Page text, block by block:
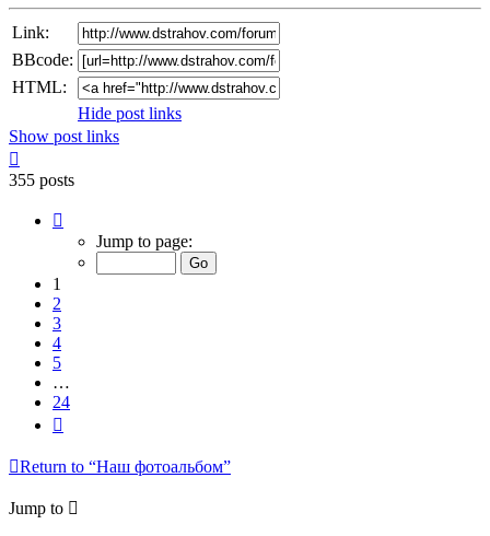
Link:
BBcode:
HTML:
Hide post links
Show post links
355 posts
Jump to page:
1
2
3
4
5
…
24
Return to “Наш фотоальбом”
Jump to